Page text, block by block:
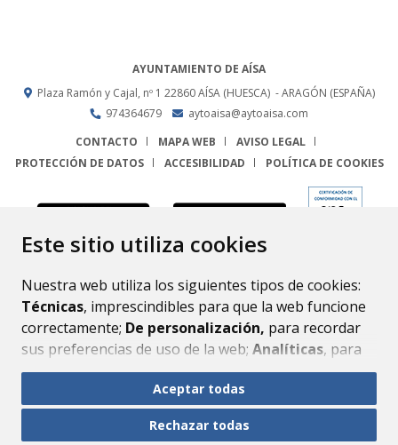
Este sitio utiliza cookies
Nuestra web utiliza los siguientes tipos de cookies:
Técnicas, imprescindibles para que la web funcione
correctamente; De personalización, para recordar
sus preferencias de uso de la web; Analíticas, para
mejorar el funcionamiento de la web y sus servicios.
Si acepta pulsando el botón“Aceptar todas”
consideramos que acepta su uso. Si pulsa el botón
Aceptar todas
Rechazar todas
AYUNTAMIENTO DE AÍSA
Plaza Ramón y Cajal, nº 1 22860 AÍSA (HUESCA) - ARAGÓN (ESPAÑA)
974364679
aytoaisa@aytoaisa.com
CONTACTO
MAPA WEB
AVISO LEGAL
PROTECCIÓN DE DATOS
ACCESIBILIDAD POLÍTICA DE COOKIES